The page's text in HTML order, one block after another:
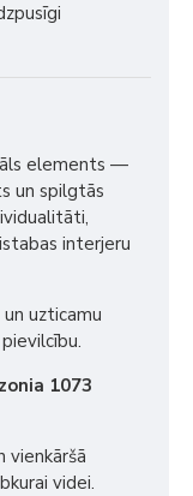
elements —
un spilgtās
interjeru
uzticamu
1073
vienkāršā
videi.